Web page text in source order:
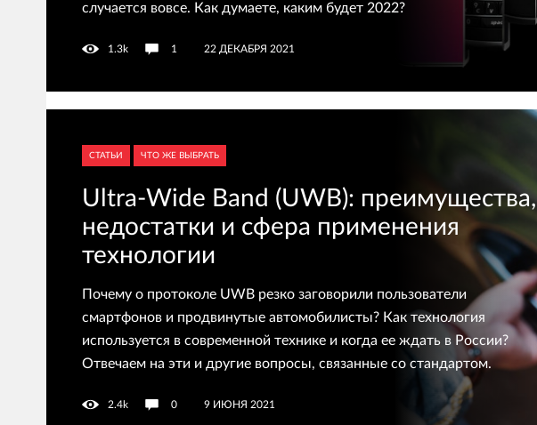
случается вовсе. Как думаете, каким будет 2022?
1.3k 1 22 ДЕКАБРЯ 2021
СТАТЬИ ЧТО ЖЕ ВЫБРАТЬ
Ultra-Wide Band (UWB): преимущества,
недостатки и сфера применения
технологии
Почему о протоколе UWB резко заговорили пользователи
смартфонов и продвинутые автомобилисты? Как технология
используется в современной технике и когда ее ждать в России?
Отвечаем на эти и другие вопросы, связанные со стандартом.
2.4k 0 9 ИЮНЯ 2021